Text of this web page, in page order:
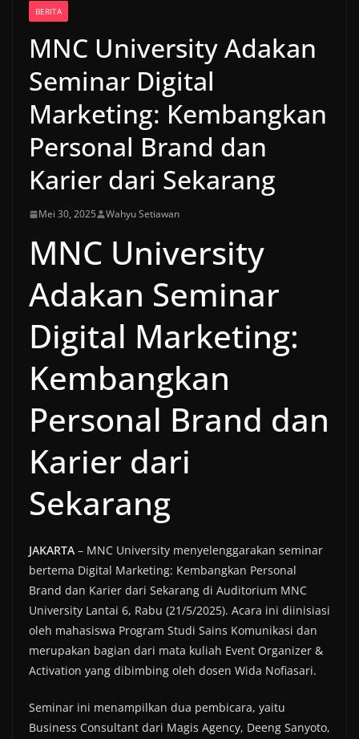
BERITA
MNC University Adakan
Seminar Digital
Marketing: Kembangkan
Personal Brand dan
Karier dari Sekarang
Mei 30, 2025 Wahyu Setiawan
MNC University
Adakan Seminar
Digital Marketing:
Kembangkan
Personal Brand dan
Karier dari
Sekarang
JAKARTA – MNC University menyelenggarakan seminar
bertema Digital Marketing: Kembangkan Personal
Brand dan Karier dari Sekarang di Auditorium MNC
University Lantai 6, Rabu (21/5/2025). Acara ini diinisiasi
oleh mahasiswa Program Studi Sains Komunikasi dan
merupakan bagian dari mata kuliah Event Organizer &
Activation yang dibimbing oleh dosen Wida Nofiasari.
Seminar ini menampilkan dua pembicara, yaitu
Business Consultant dari Magis Agency, Deeng Sanyoto,